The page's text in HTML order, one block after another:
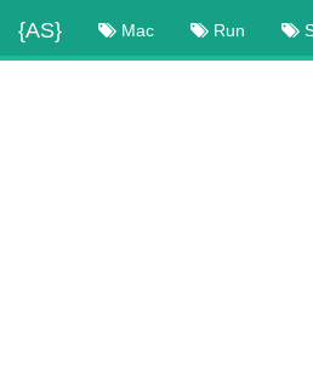
{AS} Mac Run